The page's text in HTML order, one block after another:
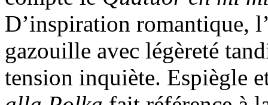
D’inspiration romantique,
gazouille avec légèreté
tension inquiète. Espiègle